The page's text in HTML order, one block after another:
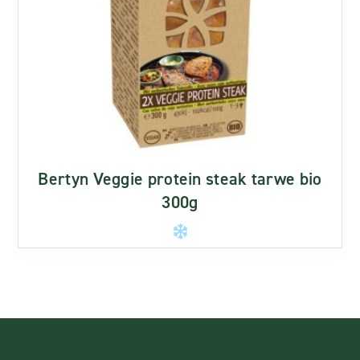
Bertyn Veggie protein steak tarwe bio
300g